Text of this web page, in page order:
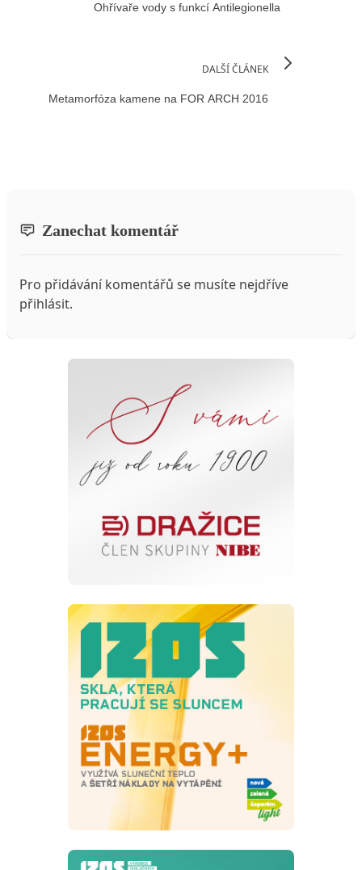
Ohřívaře vody s funkcí Antilegionella
DALŠÍ ČLÁNEK
Metamorfóza kamene na FOR ARCH 2016
Zanechat komentář
Pro přidávání komentářů se musíte nejdříve
přihlásit.